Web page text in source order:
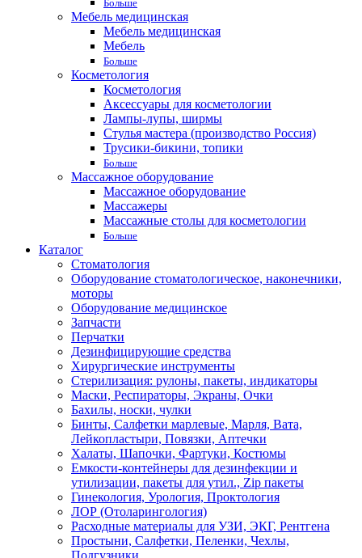
Больше
Мебель медицинская
Мебель медицинская
Мебель
Больше
Косметология
Косметология
Аксессуары для косметологии
Лампы-лупы, ширмы
Стулья мастера (производство Россия)
Трусики-бикини, топики
Больше
Массажное оборудование
Массажное оборудование
Массажеры
Массажные столы для косметологии
Больше
Каталог
Стоматология
Оборудование стоматологическое, наконечники,
моторы
Оборудование медицинское
Запчасти
Перчатки
Дезинфицирующие средства
Хирургические инструменты
Стерилизация: рулоны, пакеты, индикаторы
Маски, Респираторы, Экраны, Очки
Бахилы, носки, чулки
Бинты, Салфетки марлевые, Марля, Вата,
Лейкопластыри, Повязки, Аптечки
Халаты, Шапочки, Фартуки, Костюмы
Емкости-контейнеры для дезинфекции и
утилизации, пакеты для утил., Zip пакеты
Гинекология, Урология, Проктология
ЛОР (Отоларингология)
Расходные материалы для УЗИ, ЭКГ, Рентгена
Простыни, Салфетки, Пеленки, Чехлы,
Подгузники